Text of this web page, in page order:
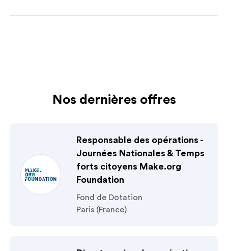
Nos dernières offres
Responsable des opérations -
Journées Nationales & Temps
forts citoyens Make.org
Foundation
Fond de Dotation
Paris (France)